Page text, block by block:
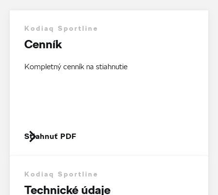
Kodiaq Sportline
Cenník
Kompletný cenník na stiahnutie
Stiahnuť PDF
Kodiaq Sportline
Technické údaje